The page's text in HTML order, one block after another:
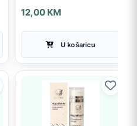
12,00 KM
U košaricu